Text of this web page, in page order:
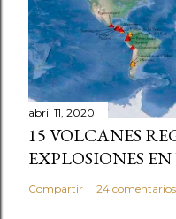
abril 11, 2020
15 VOLCANES
EXPLOSIONES
Compartir 24 comentarios